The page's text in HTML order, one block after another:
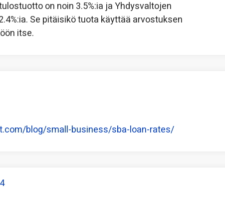
on noin 3.5%:ia ja Yhdysvaltojen
Se pitäisikö tuota käyttää arvostuksen
itse.
blog/small-business/sba-loan-rates/